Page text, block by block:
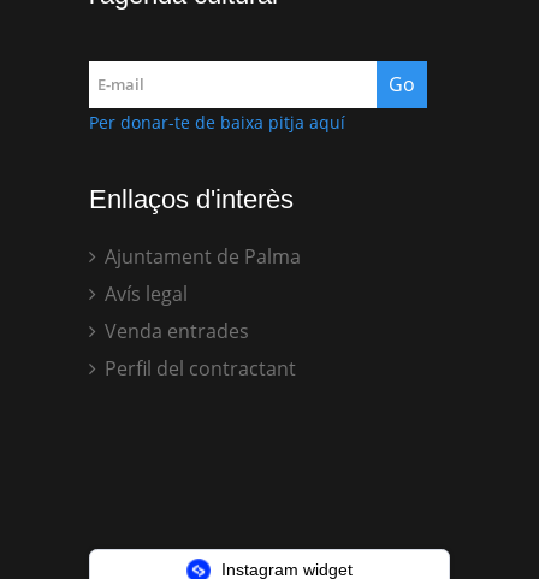
Per donar-te de baixa pitja aquí
Enllaços d'interès
Ajuntament de Palma
Avís legal
Venda entrades
Perfil del contractant
Instagram widget